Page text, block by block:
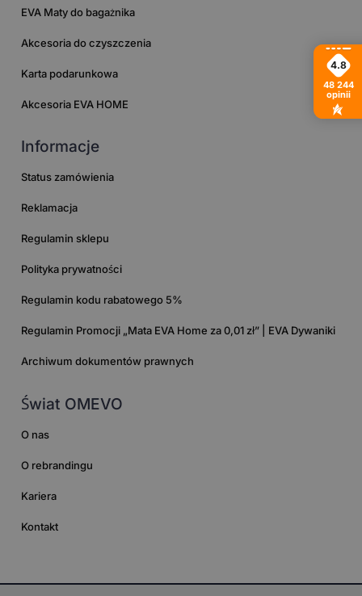
EVA Maty do bagażnika
Akcesoria do czyszczenia
Karta podarunkowa
Akcesoria EVA HOME
Informacje
Status zamówienia
Reklamacja
Regulamin sklepu
Polityka prywatności
Regulamin kodu rabatowego 5%
Regulamin Promocji „Mata EVA Home za 0,01 zł” | EVA Dywaniki
Archiwum dokumentów prawnych
Świat OMEVO
O nas
O rebrandingu
Kariera
Kontakt
4.8
48 244
opinii